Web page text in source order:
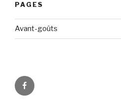
PAGES
Avant-goûts
Circadismes
sur